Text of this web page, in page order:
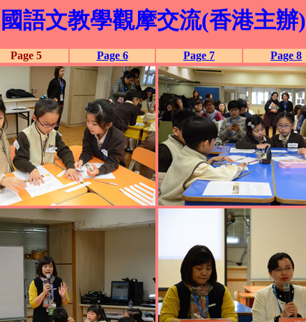
語文教學觀摩交流(香港主辦)
Page 5 Page 6 Page 7 Page 8